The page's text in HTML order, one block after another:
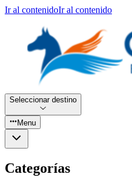
Ir al contenidoIr al contenido
Seleccionar destino
Menu
Categorías